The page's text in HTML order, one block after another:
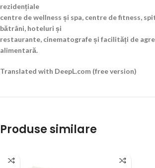
rezidențiale
centre de wellness și spa, centre de fitness,
bătrâni, hoteluri și
restaurante, cinematografe și facilități de
alimentară.
Translated with DeepL.com (free version)
Produse similare